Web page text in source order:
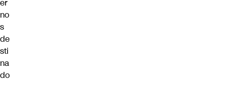
er
no
s
de
sti
na
do